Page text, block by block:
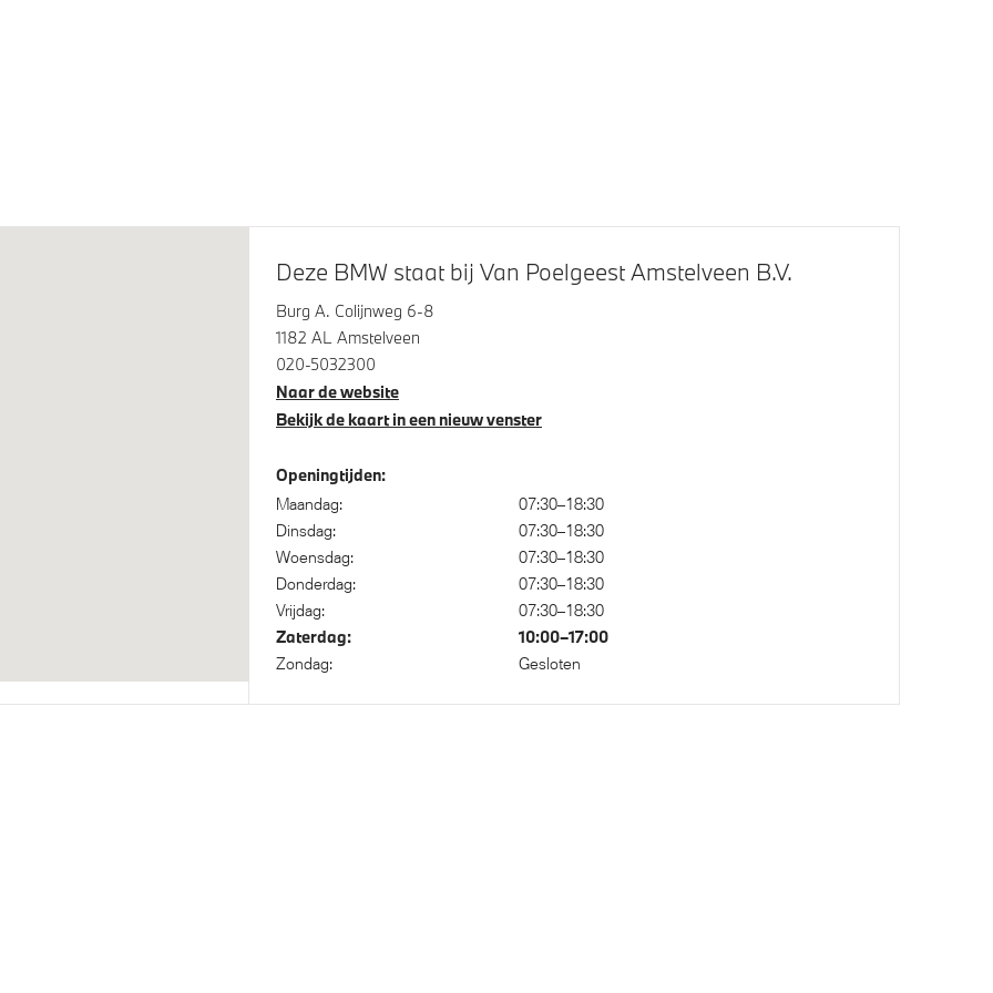
Parking Assistant
Regen- en lichtsensor
Park Distance Control (PDC) voor en
achter
Passagiersairbag
Deze BMW staat bij Van Poelgeest Amstelveen B.V.
Burg A. Colijnweg 6-8
1182 AL Amstelveen
020-5032300
Naar de website
Bekijk de kaart in een nieuw venster
Openingtijden:
Maandag:
07:30–18:30
Dinsdag:
07:30–18:30
Woensdag:
07:30–18:30
Donderdag:
07:30–18:30
Vrijdag:
07:30–18:30
Zaterdag: 10:00–17:00
Zondag: Gesloten